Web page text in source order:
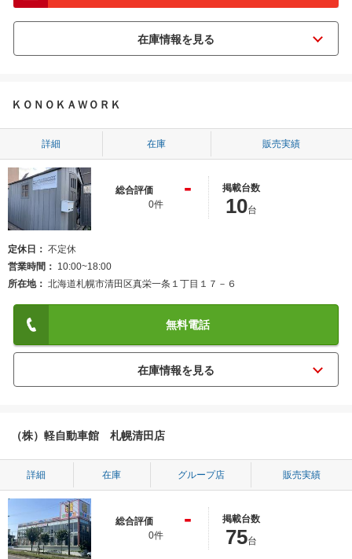
ＫＯＮＯＫＡＷＯＲＫ
詳細 在庫 販売実績
総合評価 -
0件
掲載台数
10台
定休日
不定休
営業時間
10:00~18:00
所在地
北海道札幌市清田区真栄一条１丁目１７－６
無料電話
（株）軽自動車館 札幌清田店
詳細 在庫 グループ店 販売実績
総合評価 -
0件
掲載台数
75台